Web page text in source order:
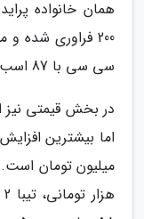
همان خانواده
سی سی با 87 اسب بخار قدرت است.
در بخش قیمتی نیز